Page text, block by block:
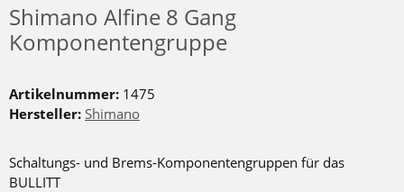
Shimano Alfine 8 Gang
Komponentengruppe
Artikelnummer: 1475
Hersteller: Shimano
Schaltungs- und Brems-Komponentengruppen für das
BULLITT